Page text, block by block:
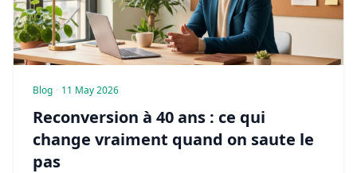
Blog · 11 May 2026
Reconversion à 40 ans : ce qui
change vraiment quand on saute le
pas